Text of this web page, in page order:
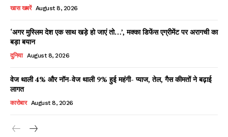
खास खबरें August 8, 2026
‘अगर मुस्लिम देश एक साथ खड़े हो जाएं तो…’, मक्का डिफेंस एग्रीमेंट पर अरागची का
बड़ा बयान
दुनिया August 8, 2026
वेज थाली 4% और नॉन-वेज थाली 9% हुई महंगी- प्याज, तेल, गैस कीमतों ने बढ़ाई
लागत
कारोबार August 8, 2026